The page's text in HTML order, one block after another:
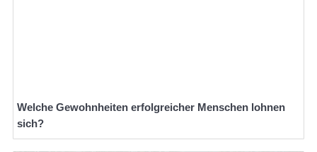
Welche Gewohnheiten erfolgreicher Menschen lohnen
sich?